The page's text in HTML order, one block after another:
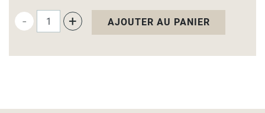
- + AJOUTER AU PANIER